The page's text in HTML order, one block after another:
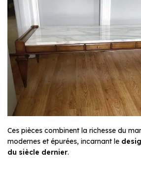
Ces pièces combinent la richesse du
modernes et épurées, incarnant le
du siècle dernier.